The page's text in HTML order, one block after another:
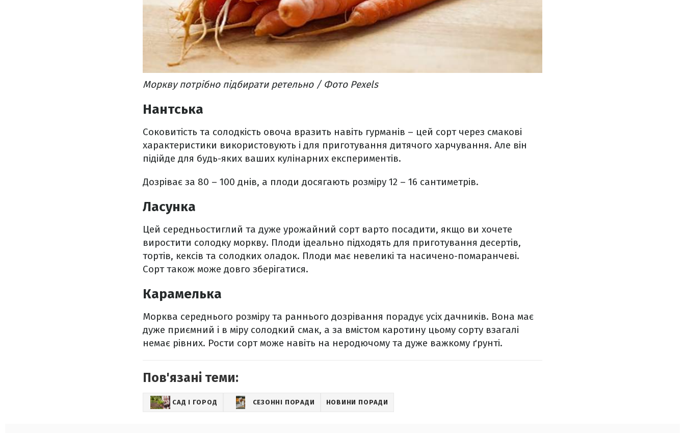
Моркву потрібно підбирати ретельно / Фото Pexels
Нантська
Соковитість та солодкість овоча вразить навіть гурманів – цей сорт через смакові
характеристики використовують і для приготування дитячого харчування. Але він
підійде для будь-яких ваших кулінарних експериментів.
Дозріває за 80 – 100 днів, а плоди досягають розміру 12 – 16 сантиметрів.
Ласунка
Цей середньостиглий та дуже урожайний сорт варто посадити, якщо ви хочете
виростити солодку моркву. Плоди ідеально підходять для приготування десертів,
тортів, кексів та солодких оладок. Плоди має невеликі та насичено-помаранчеві.
Сорт також може довго зберігатися.
Карамелька
Морква середнього розміру та раннього дозрівання порадує усіх дачників. Вона має
дуже приємний і в міру солодкий смак, а за вмістом каротину цьому сорту взагалі
немає рівних. Рости сорт може навіть на неродючому та дуже важкому ґрунті.
Пов'язані теми:
САД І ГОРОД СЕЗОННІ ПОРАДИ НОВИНИ ПОРАДИ